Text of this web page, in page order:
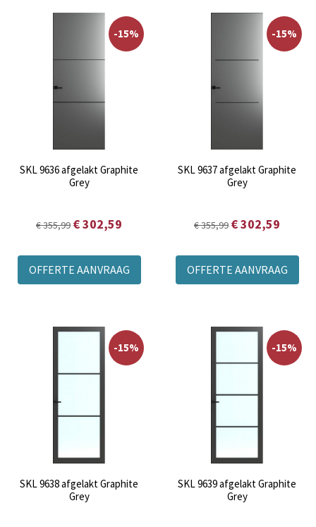
-15%
SKL 9636 afgelakt Graphite
Grey
€ 355,99 € 302,59
OFFERTE AANVRAAG
-15%
SKL 9637 afgelakt Graphite
Grey
€ 355,99 € 302,59
OFFERTE AANVRAAG
-15%
SKL 9638 afgelakt Graphite
Grey
-15%
SKL 9639 afgelakt Graphite
Grey